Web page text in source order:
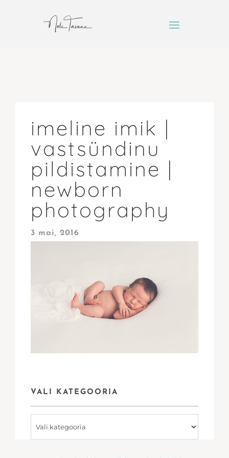
imeline imik |
vastsündinu
pildistamine |
newborn
photography
3 mai, 2016
VALI KATEGOORIA
kategooria